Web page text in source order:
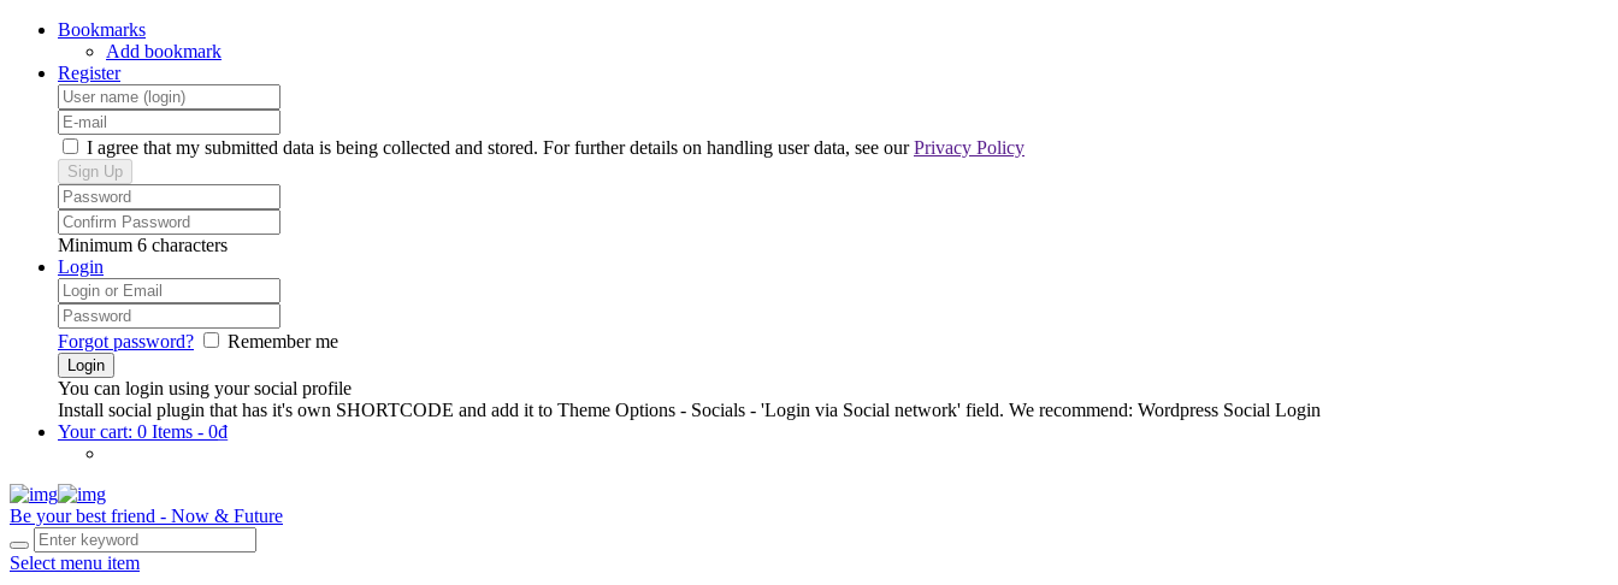
Bookmarks
Add bookmark
Register
I agree that my submitted data is being collected and stored. For further details on handling user data, see ourPrivacy Policy
Minimum 6 characters
Login
Forgot password? Remember me
You can login using your social profile
Install social plugin that has it's own SHORTCODE and add it to Theme Options - Socials - 'Login via Social network' field. We recommend: Wordpress Social Login
Your cart: 0 Items - 0₫
Be your best friend - Now & Future
Select menu item